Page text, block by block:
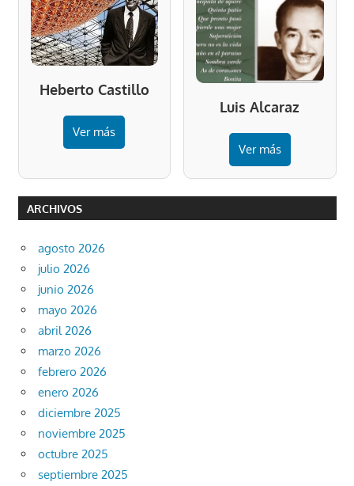
Heberto Castillo
Ver más
Luis Alcaraz
Ver más
ARCHIVOS
agosto 2026
julio 2026
junio 2026
mayo 2026
abril 2026
marzo 2026
febrero 2026
enero 2026
diciembre 2025
noviembre 2025
octubre 2025
septiembre 2025